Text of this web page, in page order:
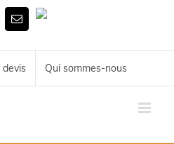
Email
Tél.
Qui sommes-nous